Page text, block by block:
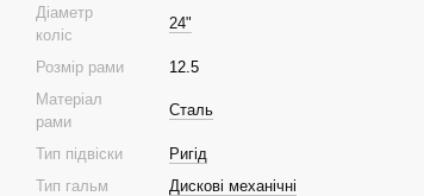
Діаметр
коліс
24"
Розмір рами
12.5
Матеріал
рами
Сталь
Тип підвіски
Ригід
Тип гальм
Дискові механічні